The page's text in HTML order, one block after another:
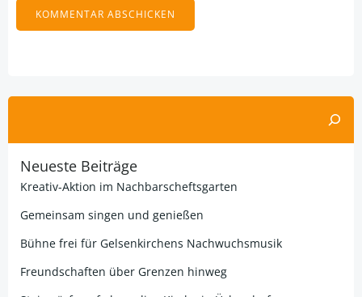
Neueste Beiträge
Kreativ-Aktion im Nachbarscheftsgarten
Gemeinsam singen und genießen
Bühne frei für Gelsenkirchens Nachwuchsmusik
Freundschaften über Grenzen hinweg